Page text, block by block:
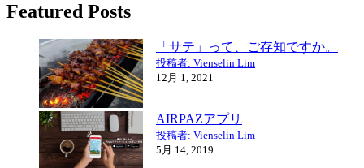
Featured Posts
「サテ」って、ご存知ですか。
投稿者: Vienselin Lim
12月 1, 2021
AIRPAZアプリ
投稿者: Vienselin Lim
5月 14, 2019